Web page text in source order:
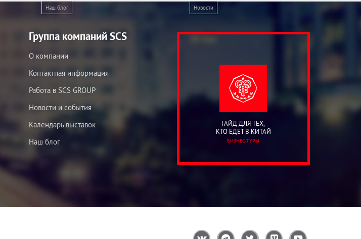
Наш блог Новости
Группа компаний SCS
О компании
Контактная информация
Работа в SCS GROUP
Новости и события
Календарь выставок
Наш блог
ГАЙД ДЛЯ ТЕХ,
КТО ЕДЕТ В КИТАЙ
БИЗНЕС-ТУРЫ